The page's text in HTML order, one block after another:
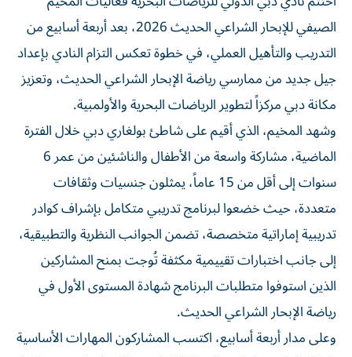
الصيفي للإبحار الشراعي الحديث 2026، بعد أربعة أسابيع من
التدريب والتأهيل العملي، في خطوة تعكس التزام النادي بإعداد
جيل جديد من ممارسي رياضة الإبحار الشراعي الحديث، وتعزيز
مكانة دبي مركزاً لتطوير الرياضات البحرية والأولمبية.
وشهد المخيم، الذي أقيم على شاطئ بولغاري دبي خلال الفترة
الماضية، مشاركة واسعة من الأطفال والناشئين من عمر 6
سنوات إلى أقل من 15 عاماً، يمثلون جنسيات وثقافات
متعددة، حيث خضعوا لبرنامج تدريبي متكامل بإشراف كوادر
تدريبية إماراتية متخصصة، تضمن الجوانب النظرية والتطبيقية،
إلى جانب اختبارات تقييمية مكثفة تُوجت بمنح المشاركين
الذين استوفوا متطلبات البرنامج شهادة المستوى الأول في
رياضة الإبحار الشراعي الحديث.
وعلى مدار أربعة أسابيع، اكتسب المشاركون المهارات الأساسية